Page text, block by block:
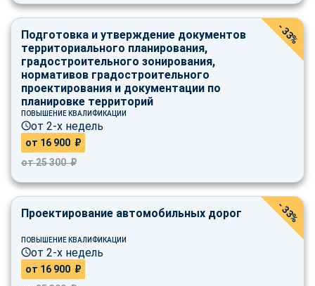
Подготовка и утверждение документов
территориального планирования,
градостроительного зонирования,
нормативов градостроительного
проектирования и документации по
планировке территорий
ПОВЫШЕНИЕ КВАЛИФИКАЦИИ
от 2-х недель
от 16 900 ₽
от 25 300 ₽
- 33%
Проектирование автомобильных дорог
ПОВЫШЕНИЕ КВАЛИФИКАЦИИ
от 2-х недель
от 16 900 ₽
- 33%
Мессенджеры
Свяжитесь с нами через любой удобный мессенджер!
Telegram WhatsApp
Vkontakte
Max